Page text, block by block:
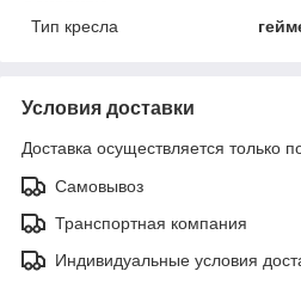
Тип кресла
Условия доставки
Доставка осуществляется только
Самовывоз
Транспортная компания
Индивидуальные условия